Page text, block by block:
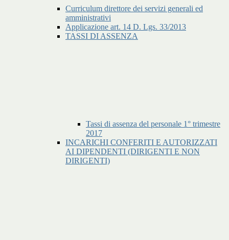
Curriculum direttore dei servizi generali ed
amministrativi
Applicazione art. 14 D. Lgs. 33/2013
TASSI DI ASSENZA
Tassi di assenza del personale 1° trimestre
2017
INCARICHI CONFERITI E AUTORIZZATI
AI DIPENDENTI (DIRIGENTI E NON
DIRIGENTI)